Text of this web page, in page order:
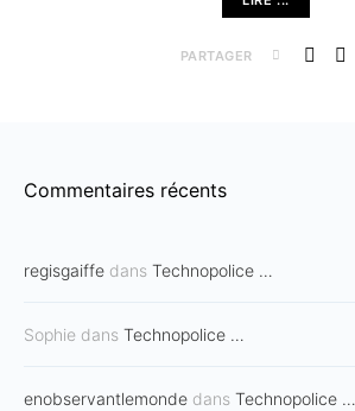
PARTAGER
Commentaires récents
regisgaiffe dans Technopolice …
Sophie dans Technopolice …
enobservantlemonde dans Technopolice …